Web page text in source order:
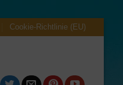
Cookie-Richtlinie (EU)